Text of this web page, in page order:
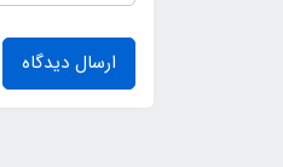
ارسال دیدگاه